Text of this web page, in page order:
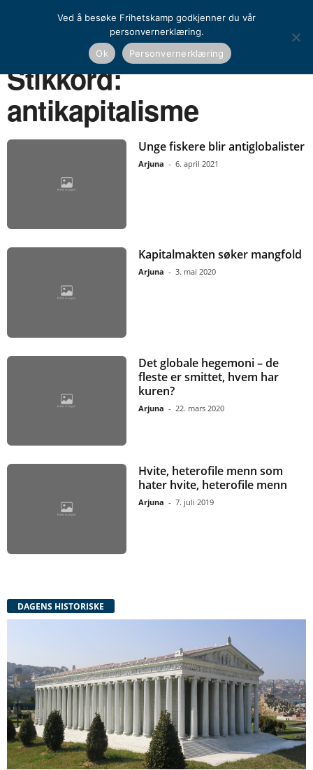
Antikapitalisme
Stikkord:
antikapitalisme
Unge fiskere blir antiglobalister
Arjuna - 6. april 2021
Kapitalmakten søker mangfold
Arjuna - 3. mai 2020
Det globale hegemoni – de
fleste er smittet, hvem har
kuren?
Arjuna - 22. mars 2020
Hvite, heterofile menn som
hater hvite, heterofile menn
Arjuna - 7. juli 2019
DAGENS HISTORISKE
Ved å besøke Frihetskamp godkjenner du vår
personvernerklæring.
Ok
Personvernerklæring